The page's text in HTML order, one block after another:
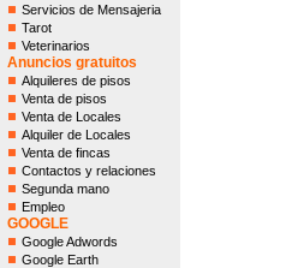
Servicios de Mensajeria
Tarot
Veterinarios
Anuncios gratuitos
Alquileres de pisos
Venta de pisos
Venta de Locales
Alquiler de Locales
Venta de fincas
Contactos y relaciones
Segunda mano
Empleo
GOOGLE
Google Adwords
Google Earth